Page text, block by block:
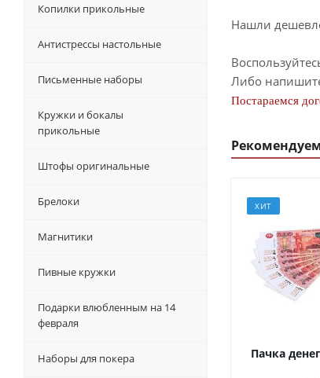
Нашли
Либо
Постараемся
ХИТ
Пачка
Копилки прикольные
Антистрессы настольные
Письменные наборы
Кружки и бокалы
прикольные
Штофы оригинальные
Брелоки
Магнитики
Пивные кружки
Подарки влюбленным на 14
февраля
Наборы для покера